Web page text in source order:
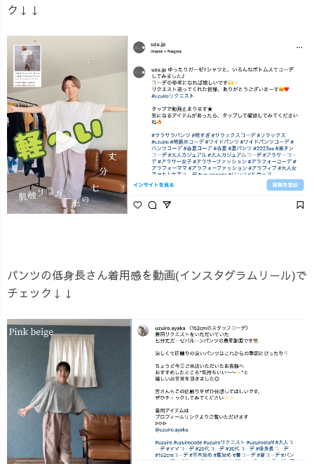
ク↓↓
パンツの低身長さん着用感を動画(インスタグラムリール)で
チェック↓↓